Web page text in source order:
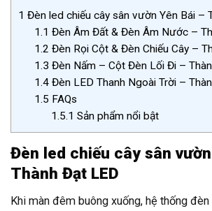
1 Đèn led chiếu cây sân vườn Yên Bái –
1.1 Đèn Âm Đất & Đèn Âm Nước –
1.2 Đèn Rọi Cột & Đèn Chiếu Cây –
1.3 Đèn Nấm – Cột Đèn Lối Đi –
1.4 Đèn LED Thanh Ngoài Trời –
1.5 FAQs
1.5.1 Sản phẩm nổi bật
Đèn led chiếu cây sân
Thành Đạt LED
Khi màn đêm buông xuống, hệ thống